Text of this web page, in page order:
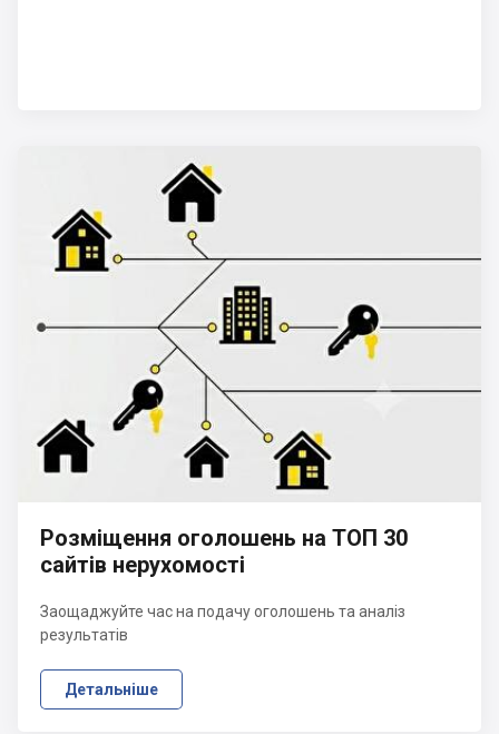
Розміщення оголошень на ТОП 30
сайтів нерухомості
Заощаджуйте час на подачу оголошень та аналіз
результатів
Детальніше